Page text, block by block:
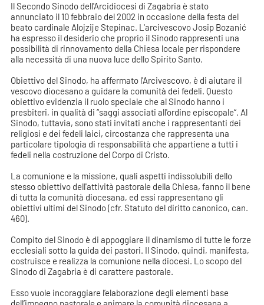
Il Secondo Sinodo dell'Arcidiocesi di Zagabria è stato
annunciato il 10 febbraio del 2002 in occasione della festa del
beato cardinale Alojzije Stepinac. L'arcivescovo Josip Bozanić
ha espresso il desiderio che proprio il Sinodo rappresenti una
possibilità di rinnovamento della Chiesa locale per rispondere
alla necessità di una nuova luce dello Spirito Santo.
Obiettivo del Sinodo, ha affermato l'Arcivescovo, è di aiutare il
vescovo diocesano a guidare la comunità dei fedeli. Questo
obiettivo evidenzia il ruolo speciale che al Sinodo hanno i
presbiteri, in qualità di “saggi associati all'ordine episcopale“. Al
Sinodo, tuttavia, sono stati invitati anche i rappresentanti dei
religiosi e dei fedeli laici, circostanza che rappresenta una
particolare tipologia di responsabilità che appartiene a tutti i
fedeli nella costruzione del Corpo di Cristo.
La comunione e la missione, quali aspetti indissolubili dello
stesso obiettivo dell'attività pastorale della Chiesa, fanno il bene
di tutta la comunità diocesana, ed essi rappresentano gli
obiettivi ultimi del Sinodo (cfr. Statuto del diritto canonico, can.
460).
Compito del Sinodo è di appoggiare il dinamismo di tutte le forze
ecclesiali sotto la guida dei pastori. Il Sinodo, quindi, manifesta,
costruisce e realizza la comunione nella diocesi. Lo scopo del
Sinodo di Zagabria è di carattere pastorale.
Esso vuole incoraggiare l’elaborazione degli elementi base